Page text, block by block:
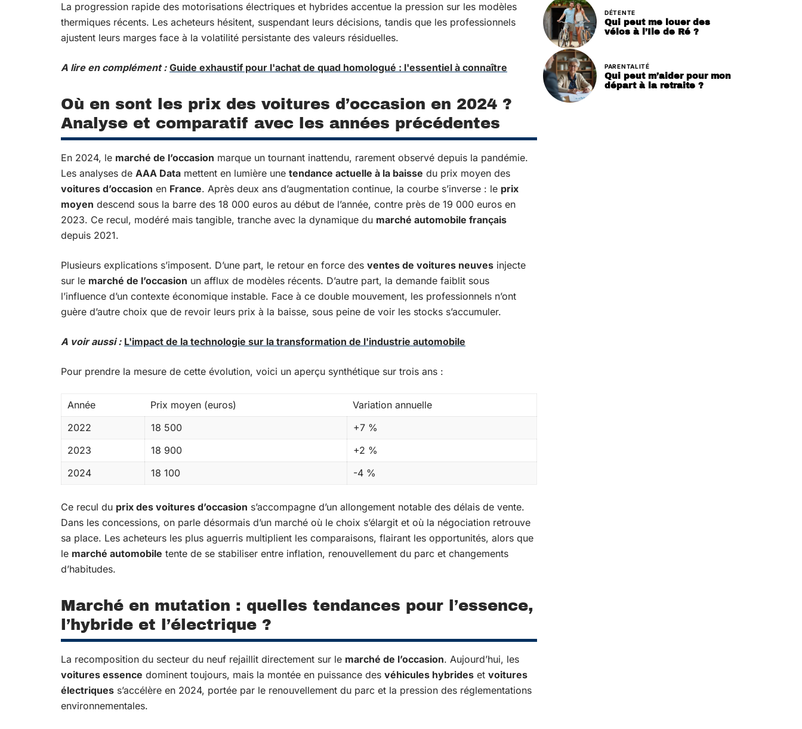
La progression rapide des motorisations électriques et hybrides accentue la pression sur les modèles
thermiques récents. Les acheteurs hésitent, suspendant leurs décisions, tandis que les professionnels
ajustent leurs marges face à la volatilité persistante des valeurs résiduelles.
A lire en complément : Guide exhaustif pour l'achat de quad homologué : l'essentiel à connaître
Où en sont les prix des voitures d’occasion en 2024 ?
Analyse et comparatif avec les années précédentes
En 2024, le marché de l’occasion marque un tournant inattendu, rarement observé depuis la pandémie.
Les analyses de AAA Data mettent en lumière une tendance actuelle à la baisse du prix moyen des
voitures d’occasion en France. Après deux ans d’augmentation continue, la courbe s’inverse : le prix
moyen descend sous la barre des 18 000 euros au début de l’année, contre près de 19 000 euros en
2023. Ce recul, modéré mais tangible, tranche avec la dynamique du marché automobile français
depuis 2021.
Plusieurs explications s’imposent. D’une part, le retour en force des ventes de voitures neuves injecte
sur le marché de l’occasion un afflux de modèles récents. D’autre part, la demande faiblit sous
l’influence d’un contexte économique instable. Face à ce double mouvement, les professionnels n’ont
guère d’autre choix que de revoir leurs prix à la baisse, sous peine de voir les stocks s’accumuler.
A voir aussi : L'impact de la technologie sur la transformation de l'industrie automobile
Pour prendre la mesure de cette évolution, voici un aperçu synthétique sur trois ans :
Année Prix moyen (euros)
Variation annuelle
2022
18 500
+7 %
2023
18 900
+2 %
2024
18 100 -4 %
Ce recul du prix des voitures d’occasion s’accompagne d’un allongement notable des délais de vente.
Dans les concessions, on parle désormais d’un marché où le choix s’élargit et où la négociation retrouve
sa place. Les acheteurs les plus aguerris multiplient les comparaisons, flairant les opportunités, alors que
le marché automobile tente de se stabiliser entre inflation, renouvellement du parc et changements
d’habitudes.
Marché en mutation : quelles tendances pour l’essence,
l’hybride et l’électrique ?
La recomposition du secteur du neuf rejaillit directement sur le marché de l’occasion. Aujourd’hui, les
voitures essence dominent toujours, mais la montée en puissance des véhicules hybrides et voitures
électriques s’accélère en 2024, portée par le renouvellement du parc et la pression des réglementations
environnementales.
DÉTENTE
Qui peut me louer des
vélos à l’Ile de Ré ?
PARENTALITÉ
Qui peut m’aider pour mon
départ à la retraite ?